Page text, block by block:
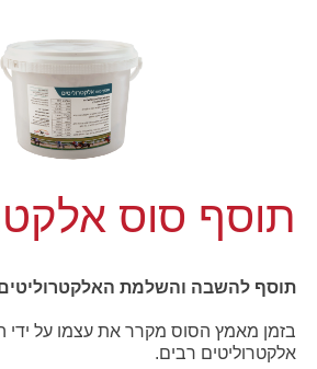
תוסף סוס
תוסף להשבה והשלמת
בזמן מאמץ הסוס מקרר את עצמו על ידי
אלקטרוליטים רבים.